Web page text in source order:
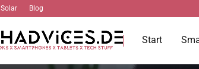
Solar Blog
Start